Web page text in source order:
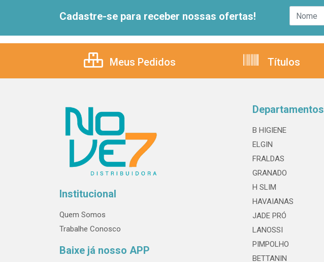
Cadastre-se para receber nossas ofertas!
Meus Pedidos Títulos
Institucional
Quem Somos
Trabalhe Conosco
Baixe já nosso APP
Departamentos
B HIGIENE
ELGIN
FRALDAS
GRANADO
H SLIM
HAVAIANAS
JADE PRÓ
LANOSSI
PIMPOLHO
BETTANIN